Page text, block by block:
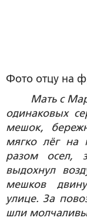
Фото отцу на
Мать с
одинаковых
мешок,
мягко лёг на
разом осел,
выдохнул
мешков
улице. За
шли